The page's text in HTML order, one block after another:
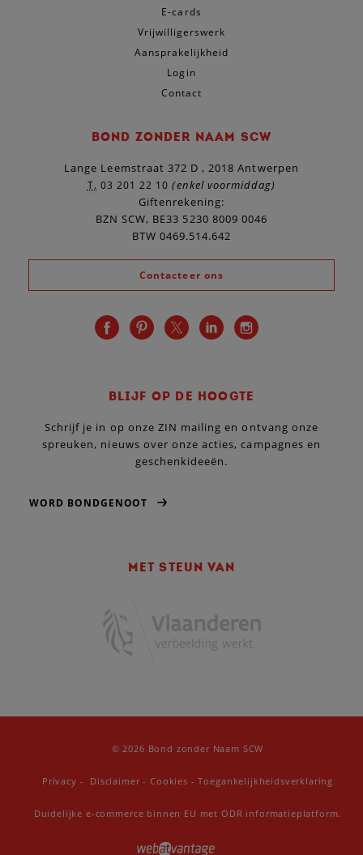
E-cards
Vrijwilligerswerk
Aansprakelijkheid
Login
Contact
BOND ZONDER NAAM SCW
Lange Leemstraat 372 D , 2018 Antwerpen
T. 03 201 22 10 (enkel voormiddag)
Giftenrekening:
BZN SCW, BE33 5230 8009 0046
BTW 0469.514.642
Contacteer ons
BLIJF OP DE HOOGTE
Schrijf je in op onze ZIN mailing en ontvang onze
spreuken, nieuws over onze acties, campagnes en
geschenkideeën.
WORD BONDGENOOT
MET STEUN VAN
© 2026 Bond zonder Naam SCW
Privacy - Disclaimer-Cookies -Toegankelijkheidsverklaring
Duidelijke e-commerce binnen EU met ODR informatieplatform.